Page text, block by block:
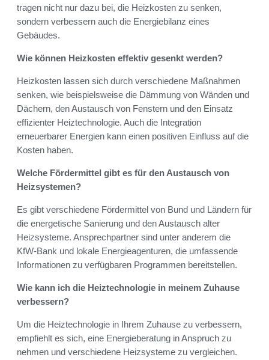
tragen nicht nur dazu bei, die Heizkosten zu senken,
sondern verbessern auch die Energiebilanz eines
Gebäudes.
Wie können Heizkosten effektiv gesenkt werden?
Heizkosten lassen sich durch verschiedene Maßnahmen
senken, wie beispielsweise die Dämmung von Wänden und
Dächern, den Austausch von Fenstern und den Einsatz
effizienter Heiztechnologie. Auch die Integration
erneuerbarer Energien kann einen positiven Einfluss auf die
Kosten haben.
Welche Fördermittel gibt es für den Austausch von
Heizsystemen?
Es gibt verschiedene Fördermittel von Bund und Ländern für
die energetische Sanierung und den Austausch alter
Heizsysteme. Ansprechpartner sind unter anderem die
KfW-Bank und lokale Energieagenturen, die umfassende
Informationen zu verfügbaren Programmen bereitstellen.
Wie kann ich die Heiztechnologie in meinem Zuhause
verbessern?
Um die Heiztechnologie in Ihrem Zuhause zu verbessern,
empfiehlt es sich, eine Energieberatung in Anspruch zu
nehmen und verschiedene Heizsysteme zu vergleichen.